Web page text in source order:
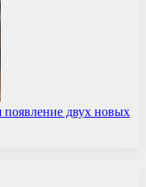
двух новых